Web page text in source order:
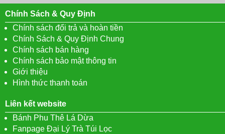
Chính Sách & Quy Định
Chính sách đổi trả và hoàn tiền
Chính Sách & Quy Định Chung
Chính sách bán hàng
Chính sách bảo mật thông tin
Giới thiệu
Hình thức thanh toán
Liên kết website
Bánh Phu Thê Lá Dừa
Fanpage Đại Lý Trà Túi Lọc